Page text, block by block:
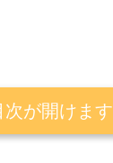
次が開けます